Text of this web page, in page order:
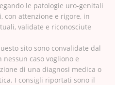
le patologie uro-genitali
con attenzione e rigore, in
validate e riconosciute
sito sono convalidate dal
nessun caso vogliono e
di una diagnosi medica o
I consigli riportati sono il